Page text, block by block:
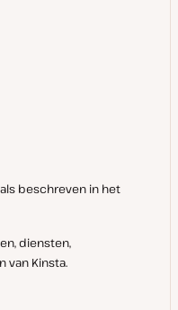
beschreven in het
diensten,
van Kinsta.